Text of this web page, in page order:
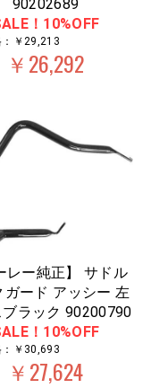
90202689
！10%OFF
￥29,213
￥26,292
レー純正】 サドル
ガード アッシー 左
ブラック 90200790
！10%OFF
￥30,693
￥27,624